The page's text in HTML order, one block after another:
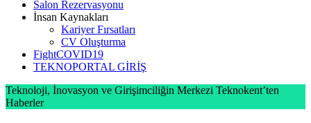
Salon Rezervasyonu
İnsan Kaynakları
Kariyer Fırsatları
CV Oluşturma
FightCOVID19
TEKNOPORTAL GİRİŞ
Teknoloji, İnovasyon ve Girişimciliğin Merkezi Teknokent’ten
Haberler